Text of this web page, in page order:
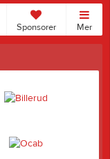
Sponsorer Mer